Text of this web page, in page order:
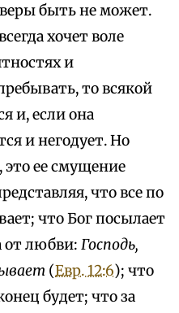
быть не может.
хочет воле
и
то всякой
и, если она
и негодует. Но
это ее смущение
что все по
что Бог посылает
от любви: Господь,
(Евр. 12:6); что
будет; что за